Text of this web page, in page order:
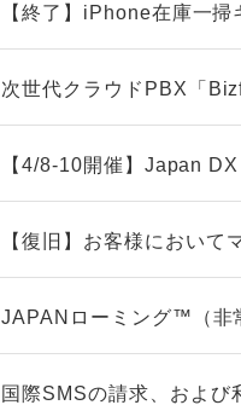
【終了】iPhone在庫一
次世代クラウドPBX「
【4/8-10開催】Japan
【復旧】お客様におい
JAPANローミング™（非
国際SMSの請求、および